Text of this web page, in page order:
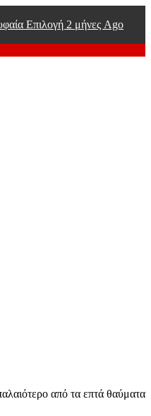
Επιλογή 2 μήνες Ago
από τα επτά θαύματα